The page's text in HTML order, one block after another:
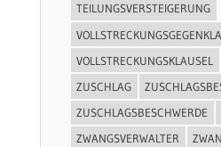
TEILUNGSVERSTEIGERUNG
VOLLSTRECKUNGSKLAUSEL
ZUSCHLAG
ZUSCHLAGSBESCHWERDE
ZWANGSVERWALTER